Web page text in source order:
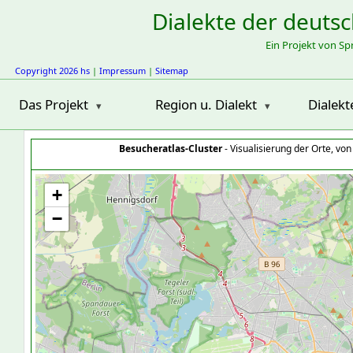
Dialekte der
Ein Projekt von
Copyright 2026 hs | Impressum | Sitemap
Das Projekt Region u. Dialekt
Besucheratlas-Cluster- Visualisierung der Orte,
+
−